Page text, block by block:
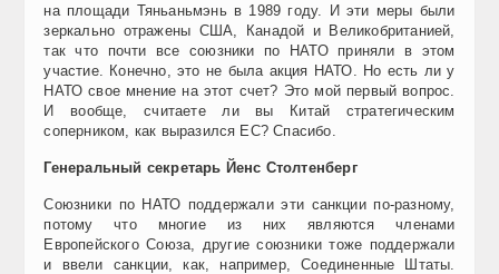
на площади Тяньаньмэнь в 1989 году. И эти меры были
зеркально отражены США, Канадой и Великобританией,
так что почти все союзники по НАТО приняли в этом
участие. Конечно, это не была акция НАТО. Но есть ли у
НАТО свое мнение на этот счет? Это мой первый вопрос.
И вообще, считаете ли вы Китай стратегическим
соперником, как выразился ЕС? Спасибо.
Генеральный секретарь Йенс Столтенберг
Cоюзники по НАТО поддержали эти санкции по-разному,
потому что многие из них являются членами
Европейского Союза, другие союзники тоже поддержали
и ввели санкции, как, например, Соединенные Штаты.